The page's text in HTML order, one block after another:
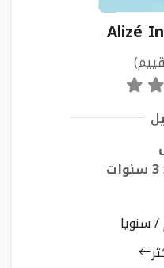
Alizé
3 سنوات
سنويا